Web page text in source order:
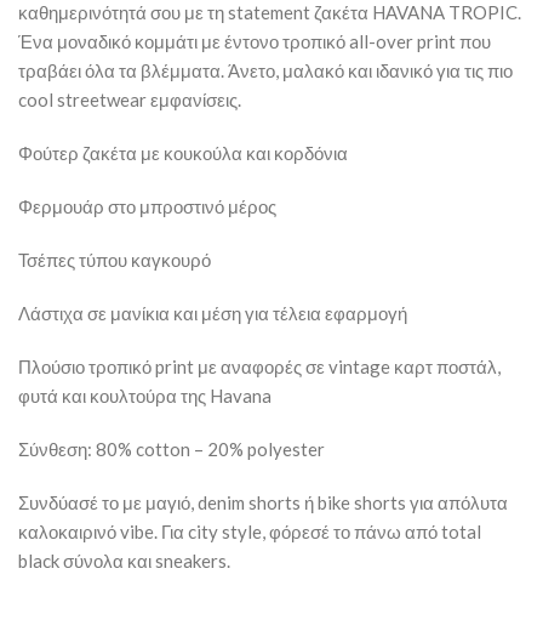
καθημερινότητά σου με τη statement ζακέτα HAVANA TROPIC.
Ένα μοναδικό κομμάτι με έντονο τροπικό all-over print που
τραβάει όλα τα βλέμματα. Άνετο, μαλακό και ιδανικό για τις πιο
cool streetwear εμφανίσεις.
Φούτερ ζακέτα με κουκούλα και κορδόνια
Φερμουάρ στο μπροστινό μέρος
Τσέπες τύπου καγκουρό
Λάστιχα σε μανίκια και μέση για τέλεια εφαρμογή
Πλούσιο τροπικό print με αναφορές σε vintage καρτ ποστάλ,
φυτά και κουλτούρα της Havana
Σύνθεση: 80% cotton – 20% polyester
Συνδύασέ το με μαγιό, denim shorts ή bike shorts για απόλυτα
καλοκαιρινό vibe. Για city style, φόρεσέ το πάνω από total
black σύνολα και sneakers.